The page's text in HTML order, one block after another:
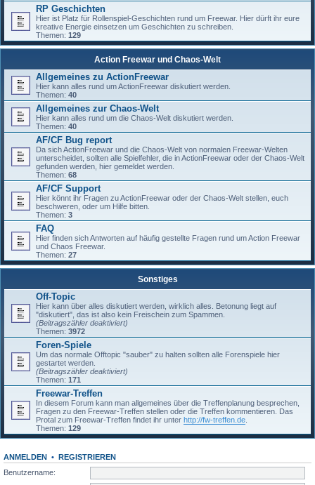
RP Geschichten
Hier ist Platz für Rollenspiel-Geschichten rund um Freewar. Hier dürft ihr eure
kreative Energie einsetzen um Geschichten zu schreiben.
Themen: 129
Action Freewar und Chaos-Welt
Allgemeines zu ActionFreewar
Hier kann alles rund um ActionFreewar diskutiert werden.
Themen: 40
Allgemeines zur Chaos-Welt
Hier kann alles rund um die Chaos-Welt diskutiert werden.
Themen: 40
AF/CF Bug report
Da sich ActionFreewar und die Chaos-Welt von normalen Freewar-Welten
unterscheidet, sollten alle Spielfehler, die in ActionFreewar oder der Chaos-Welt
gefunden werden, hier gemeldet werden.
Themen: 68
AF/CF Support
Hier könnt ihr Fragen zu ActionFreewar oder der Chaos-Welt stellen, euch
beschweren, oder um Hilfe bitten.
Themen: 3
FAQ
Hier finden sich Antworten auf häufig gestellte Fragen rund um Action Freewar
und Chaos Freewar.
Themen: 27
Sonstiges
Off-Topic
Hier kann über alles diskutiert werden, wirklich alles. Betonung liegt auf
"diskutiert", das ist also kein Freischein zum Spammen.
(Beitragszähler deaktiviert)
Themen: 3972
Foren-Spiele
Um das normale Offtopic "sauber" zu halten sollten alle Forenspiele hier
gestartet werden.
(Beitragszähler deaktiviert)
Themen: 171
Freewar-Treffen
In diesem Forum kann man allgemeines über die Treffenplanung besprechen,
Fragen zu den Freewar-Treffen stellen oder die Treffen kommentieren. Das
Protal zum Freewar-Treffen findet ihr unter http://fw-treffen.de
Themen: 129
ANMELDEN • REGISTRIEREN
Benutzername: